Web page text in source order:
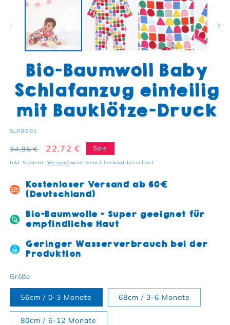
Bio-Baumwoll Baby
Schlafanzug einteilig
mit Bauklötze-Druck
SKU:
SLPBB01
Normaler Preis
34,95 € Verkaufspreis
22,72 € Sale
Inkl. Steuern. Versand wird beim Checkout berechnet
Kostenloser Versand ab 60€
(Deutschland)
Bio-Baumwolle - Super geeignet für
empfindliche Haut
Geringer Wasserverbrauch bei der
Produktion
Größe
56cm / 0-3 Monate 68cm / 3-6 Monate
80cm / 6-12 Monate